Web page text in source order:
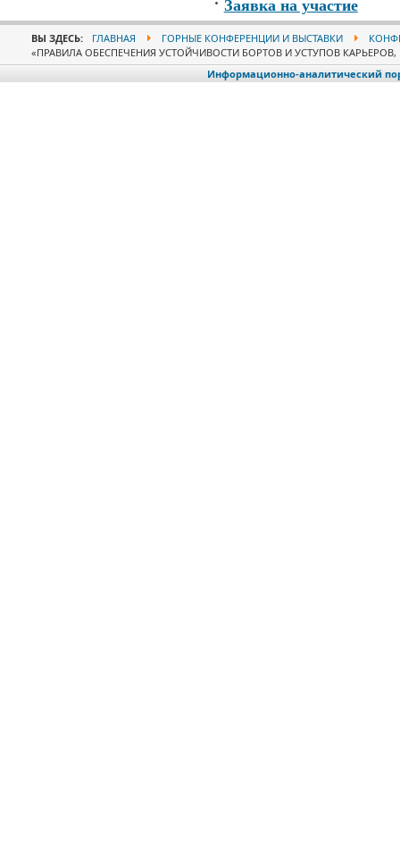
Заявка на участие
ВЫ ЗДЕСЬ: ГЛАВНАЯ ГОРНЫЕ КОНФЕРЕНЦИИ И ВЫСТАВКИ
«ПРАВИЛА ОБЕСПЕЧЕНИЯ УСТОЙЧИВОСТИ БОРТОВ И УСТУПОВ
Информационно-аналитический